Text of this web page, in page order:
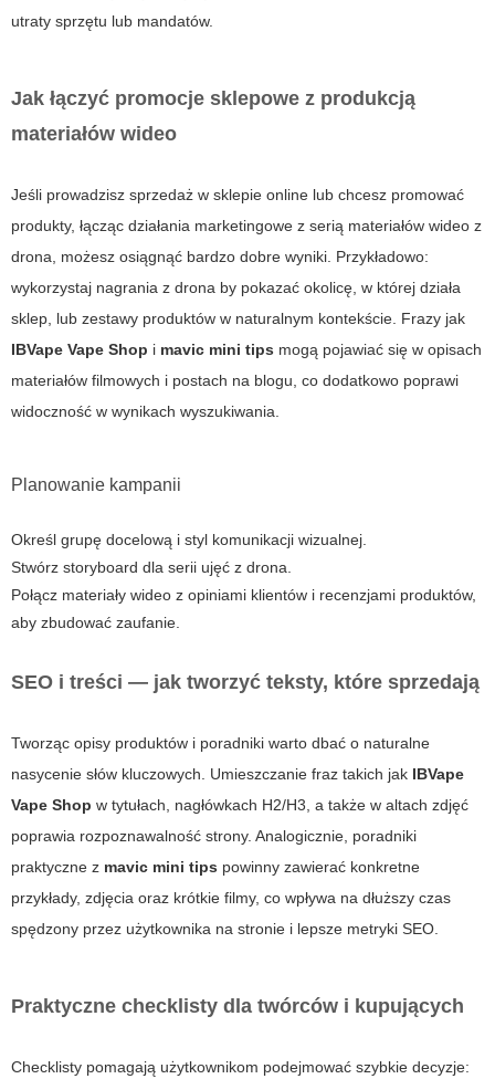
utraty sprzętu lub mandatów.
Jak łączyć promocje sklepowe z produkcją
materiałów wideo
Jeśli prowadzisz sprzedaż w sklepie online lub chcesz promować
produkty, łącząc działania marketingowe z serią materiałów wideo z
drona, możesz osiągnąć bardzo dobre wyniki. Przykładowo:
wykorzystaj nagrania z drona by pokazać okolicę, w której działa
sklep, lub zestawy produktów w naturalnym kontekście. Frazy jak
IBVape Vape Shop i mavic mini tips mogą pojawiać się w opisach
materiałów filmowych i postach na blogu, co dodatkowo poprawi
widoczność w wynikach wyszukiwania.
Planowanie kampanii
Określ grupę docelową i styl komunikacji wizualnej.
Stwórz storyboard dla serii ujęć z drona.
Połącz materiały wideo z opiniami klientów i recenzjami produktów,
aby zbudować zaufanie.
SEO i treści — jak tworzyć teksty, które sprzedają
Tworząc opisy produktów i poradniki warto dbać o naturalne
nasycenie słów kluczowych. Umieszczanie fraz takich jak IBVape
Vape Shop w tytułach, nagłówkach H2/H3, a także w altach zdjęć
poprawia rozpoznawalność strony. Analogicznie, poradniki
praktyczne z mavic mini tips powinny zawierać konkretne
przykłady, zdjęcia oraz krótkie filmy, co wpływa na dłuższy czas
spędzony przez użytkownika na stronie i lepsze metryki SEO.
Praktyczne checklisty dla twórców i kupujących
Checklisty pomagają użytkownikom podejmować szybkie decyzje: